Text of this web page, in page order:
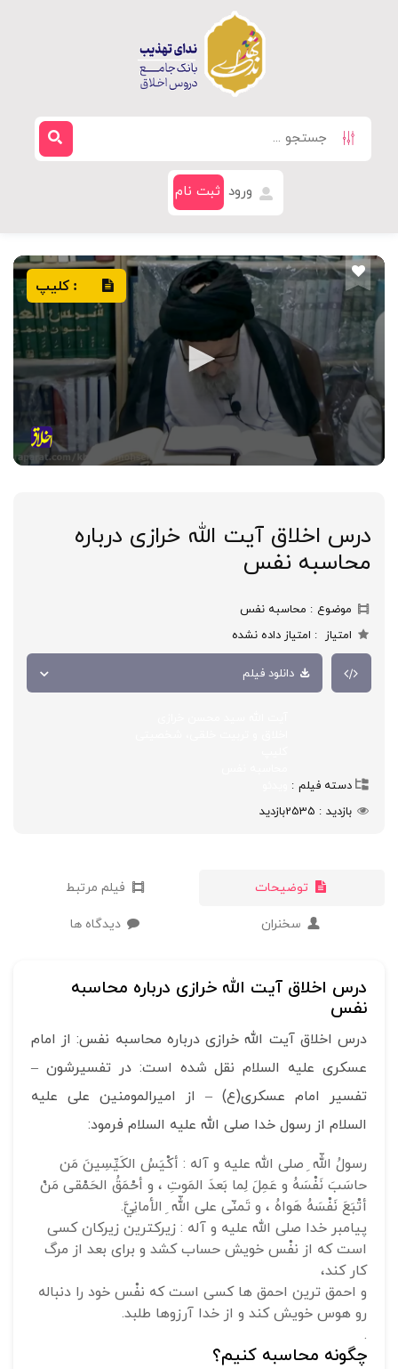
ورود ثبت نام
: کلیپ
درس اخلاق آیت الله خرازی درباره
محاسبه نفس
موضوع
محاسبه نفس
امتیاز
امتیاز داده نشده
دانلود فیلم
دسته فیلم
بازدید
2535بازدید
توضیحات فیلم مرتبط
سخنران دیدگاه ها
درس اخلاق آیت الله خرازی درباره محاسبه
نفس
درس اخلاق آیت الله خرازی درباره محاسبه نفس: از امام
عسکری علیه السلام نقل شده است: در تفسیرشون –
تفسیر امام عسکری(ع) – از امیرالمومنین علی علیه
السلام از رسول خدا صلی الله علیه السلام فرمود:
رسولُ اللّه ِ صلى الله عليه و آله : أكْيَسُ الكَيِّسِينَ مَن
حاسَبَ نَفْسَهُ و عَمِلَ لِما بَعدَ المَوتِ ، و أحْمَقُ الحَمْقى مَنْ
أتْبَعَ نَفْسَهُ هَواهُ ، و تَمنّى على اللّه ِ الأمانِيَّ.
پيامبر خدا صلى الله عليه و آله : زيركترين زيركان كسى
است كه از نفْس خويش حساب كشد و براى بعد از مرگ
كار كند،
و احمق ترين احمق ها كسى است كه نفْس خود را دنباله
رو هوس خويش كند و از خدا آرزوها طلبد.
.
چگونه محاسبه کنیم؟